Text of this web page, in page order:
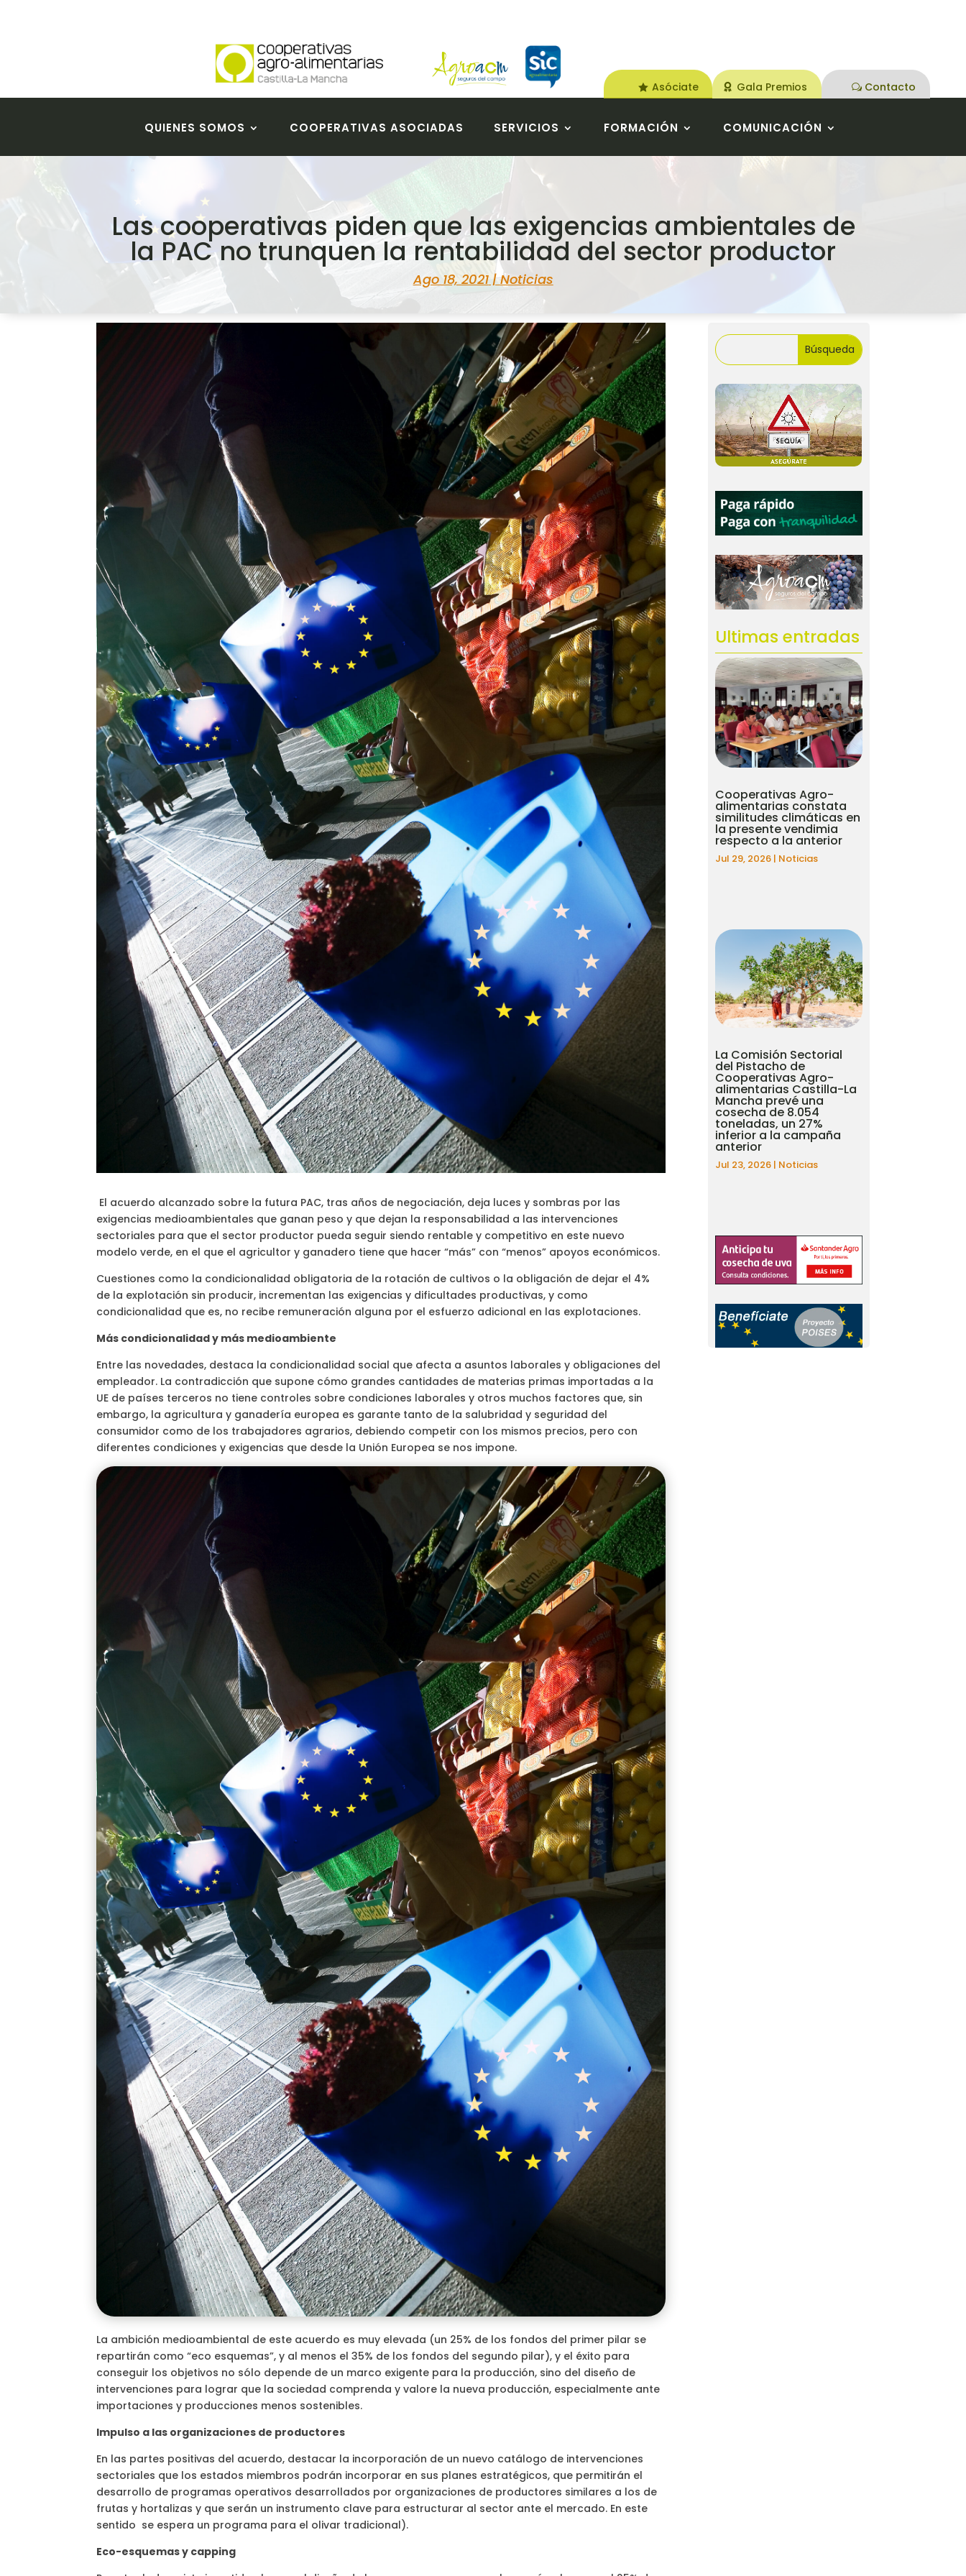
Asóciate Gala Premios Contacto
QUIENES SOMOS COOPERATIVAS ASOCIADAS SERVICIOS FORMACIÓN COMUNICACIÓN
Las cooperativas piden que las exigencias ambientales de
la PAC no trunquen la rentabilidad del sector productor
Ago 18, 2021|Noticias
El acuerdo alcanzado sobre la futura PAC, tras años de negociación, deja luces y sombras por las
exigencias medioambientales que ganan peso y que dejan la responsabilidad a las intervenciones
sectoriales para que el sector productor pueda seguir siendo rentable y competitivo en este nuevo
modelo verde, en el que el agricultor y ganadero tiene que hacer “más” con “menos” apoyos económicos.
Cuestiones como la condicionalidad obligatoria de la rotación de cultivos o la obligación de dejar el 4%
de la explotación sin producir, incrementan las exigencias y dificultades productivas, y como
condicionalidad que es, no recibe remuneración alguna por el esfuerzo adicional en las explotaciones.
Más condicionalidad y más medioambiente
Entre las novedades, destaca la condicionalidad social que afecta a asuntos laborales y obligaciones del
empleador. La contradicción que supone cómo grandes cantidades de materias primas importadas a la
UE de países terceros no tiene controles sobre condiciones laborales y otros muchos factores que, sin
embargo, la agricultura y ganadería europea es garante tanto de la salubridad y seguridad del
consumidor como de los trabajadores agrarios, debiendo competir con los mismos precios, pero con
diferentes condiciones y exigencias que desde la Unión Europea se nos impone.
La ambición medioambiental de este acuerdo es muy elevada (un 25% de los fondos del primer pilar se
repartirán como “eco esquemas”, y al menos el 35% de los fondos del segundo pilar), y el éxito para
conseguir los objetivos no sólo depende de un marco exigente para la producción, sino del diseño de
intervenciones para lograr que la sociedad comprenda y valore la nueva producción, especialmente ante
importaciones y producciones menos sostenibles.
Impulso a las organizaciones de productores
En las partes positivas del acuerdo, destacar la incorporación de un nuevo catálogo de intervenciones
sectoriales que los estados miembros podrán incorporar en sus planes estratégicos, que permitirán el
desarrollo de programas operativos desarrollados por organizaciones de productores similares a los de
frutas y hortalizas y que serán un instrumento clave para estructurar al sector ante el mercado. En este
sentido se espera un programa para el olivar tradicional).
Eco-esquemas y capping
Ultimas entradas
Cooperativas Agro-
alimentarias constata
similitudes climáticas en
la presente vendimia
respecto a la anterior
Jul 29, 2026 | Noticias
La Comisión Sectorial
del Pistacho de
Cooperativas Agro-
alimentarias Castilla-La
Mancha prevé una
cosecha de 8.054
toneladas, un 27%
inferior a la campaña
anterior
Jul 23, 2026 | Noticias